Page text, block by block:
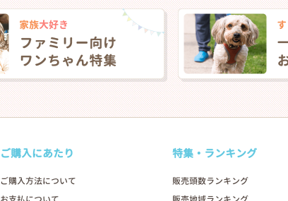
ご購入にあたり
ご購入方法について
特集・ランキング
販売頭数ランキング